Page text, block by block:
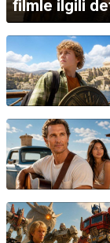
filmle ilgili